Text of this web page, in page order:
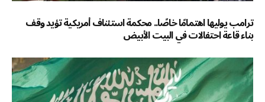
ترامب يوليها اهتمامًا خاصًا.. محكمة استئناف أمريكية تؤيد وقف
بناء قاعة احتفالات في البيت الأبيض